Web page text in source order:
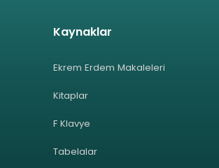
Kaynaklar
Ekrem Erdem Makaleleri
Kitaplar
F Klavye
Tabelalar